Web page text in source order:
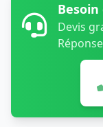
Devis